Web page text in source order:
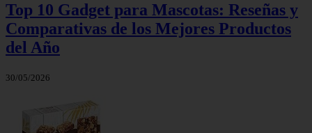
Top 10 Gadget para Mascotas: Reseñas y
Comparativas de los Mejores Productos
del Año
30/05/2026